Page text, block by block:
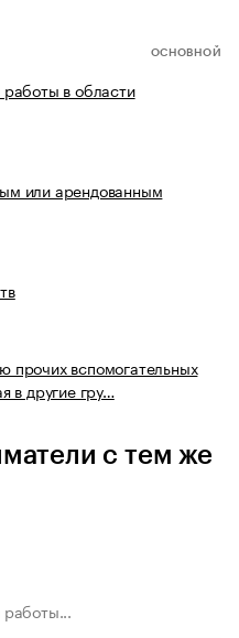
ОСНОВНОЙ
работы в области
или арендованным
прочих вспомогательных
в другие гру…
с тем же
работы...